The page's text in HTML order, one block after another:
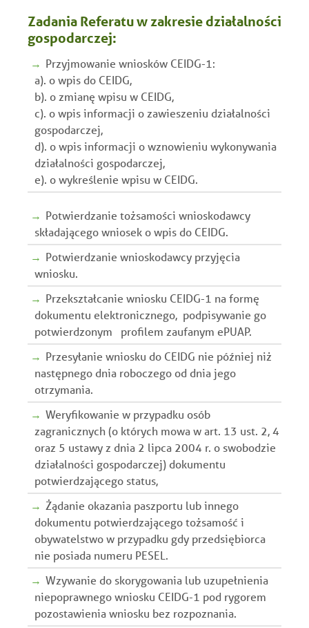
Zadania Referatu w zakresie działalności
gospodarczej:
Przyjmowanie wniosków CEIDG-1:
a). o wpis do CEIDG,
b). o zmianę wpisu w CEIDG,
c). o wpis informacji o zawieszeniu działalności
gospodarczej,
d). o wpis informacji o wznowieniu wykonywania
działalności gospodarczej,
e). o wykreślenie wpisu w CEIDG.
Potwierdzanie tożsamości wnioskodawcy
składającego wniosek o wpis do CEIDG.
Potwierdzanie wnioskodawcy przyjęcia
wniosku.
Przekształcanie wniosku CEIDG-1 na formę
dokumentu elektronicznego, podpisywanie go
potwierdzonym profilem zaufanym ePUAP.
Przesyłanie wniosku do CEIDG nie później niż
następnego dnia roboczego od dnia jego
otrzymania.
Weryfikowanie w przypadku osób
zagranicznych (o których mowa w art. 13 ust. 2, 4
oraz 5 ustawy z dnia 2 lipca 2004 r. o swobodzie
działalności gospodarczej) dokumentu
potwierdzającego status,
Żądanie okazania paszportu lub innego
dokumentu potwierdzającego tożsamość i
obywatelstwo w przypadku gdy przedsiębiorca
nie posiada numeru PESEL.
Wzywanie do skorygowania lub uzupełnienia
niepoprawnego wniosku CEIDG-1 pod rygorem
pozostawienia wniosku bez rozpoznania.